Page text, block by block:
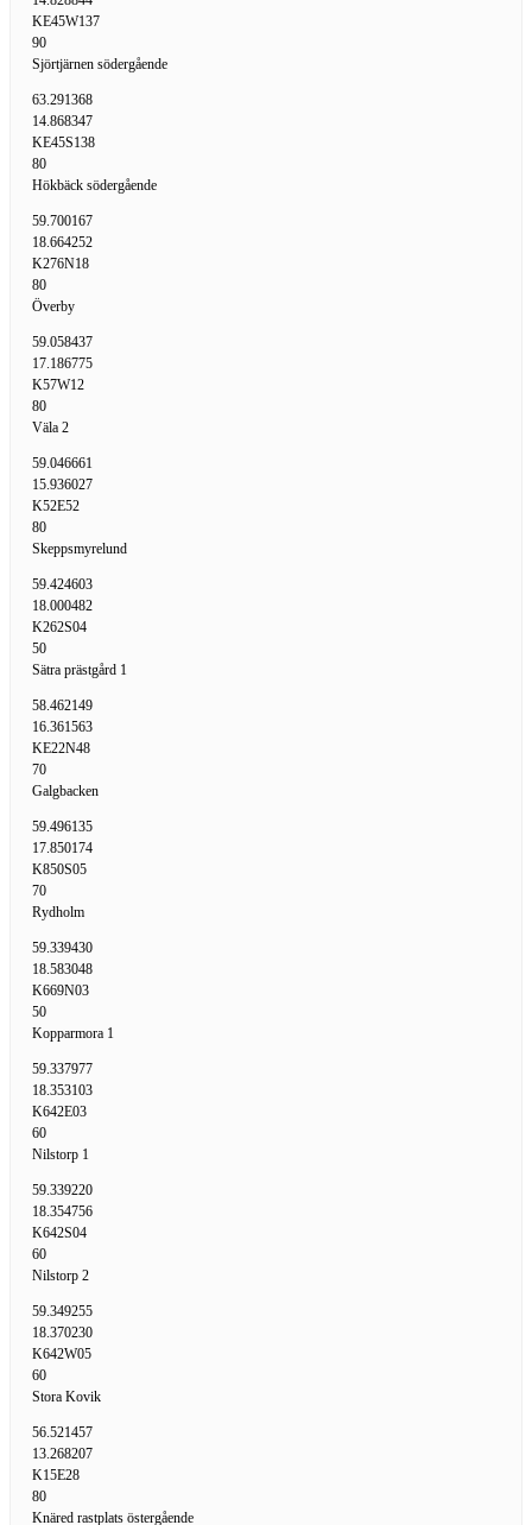
KE45W137
90
Sjörtjärnen södergående
63.291368
14.868347
KE45S138
80
Hökbäck södergående
59.700167
18.664252
K276N18
80
Överby
59.058437
17.186775
K57W12
80
Väla 2
59.046661
15.936027
K52E52
80
Skeppsmyrelund
59.424603
18.000482
K262S04
50
Sätra prästgård 1
58.462149
16.361563
KE22N48
70
Galgbacken
59.496135
17.850174
K850S05
70
Rydholm
59.339430
18.583048
K669N03
50
Kopparmora 1
59.337977
18.353103
K642E03
60
Nilstorp 1
59.339220
18.354756
K642S04
60
Nilstorp 2
59.349255
18.370230
K642W05
60
Stora Kovik
56.521457
13.268207
K15E28
80
Knäred rastplats östergående